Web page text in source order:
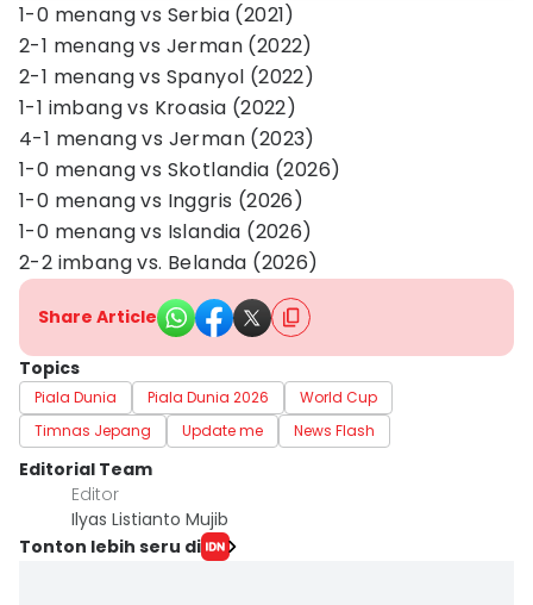
1-0 menang vs Serbia (2021)
2-1 menang vs Jerman (2022)
2-1 menang vs Spanyol (2022)
1-1 imbang vs Kroasia (2022)
4-1 menang vs Jerman (2023)
1-0 menang vs Skotlandia (2026)
1-0 menang vs Inggris (2026)
1-0 menang vs Islandia (2026)
2-2 imbang vs. Belanda (2026)
Share Article
Topics
Piala Dunia Piala Dunia 2026
World Cup
Timnas Jepang
Update me News Flash
Editorial Team
Editor
Ilyas Listianto Mujib
Tonton lebih seru di